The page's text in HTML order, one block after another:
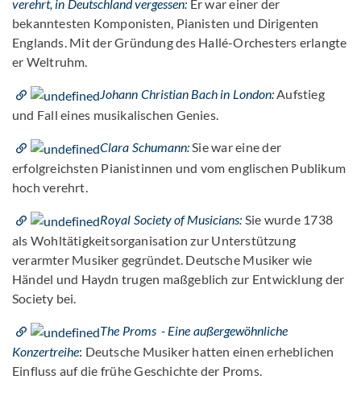
verehrt, in Deutschland vergessen: Er war einer der
bekanntesten Komponisten, Pianisten und Dirigenten
Englands. Mit der Gründung des Hallé-Orchesters erlangte
er Weltruhm.
Johann Christian Bach in London:Aufstieg
und Fall eines musikalischen Genies.
Clara Schumann:Sie war eine der
erfolgreichsten Pianistinnen und vom englischen Publikum
hoch verehrt.
Royal Society of Musicians: Sie wurde 1738
als Wohltätigkeitsorganisation zur Unterstützung
verarmter Musiker gegründet. Deutsche Musiker wie
Händel und Haydn trugen maßgeblich zur Entwicklung der
Society bei.
The Proms - Eine außergewöhnliche
Konzertreihe: Deutsche Musiker hatten einen erheblichen
Einfluss auf die frühe Geschichte der Proms.